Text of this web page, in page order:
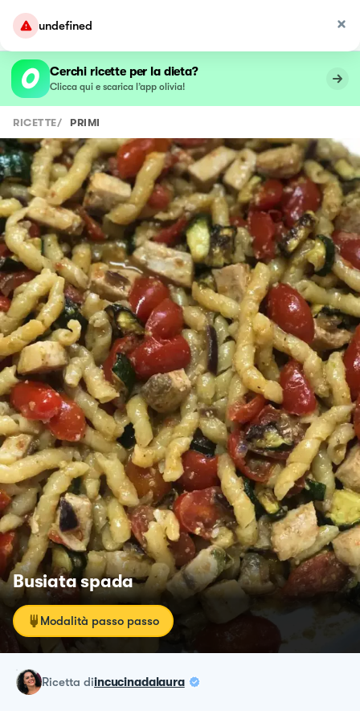
undefined
Cerchi ricette per la dieta?
Clicca qui e scarica l’app olivia!
RICETTE/ PRIMI
Busiata spada
Modalità passo passo
ricetta diincucinadalaura